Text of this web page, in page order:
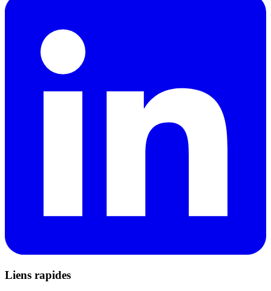
Liens rapides